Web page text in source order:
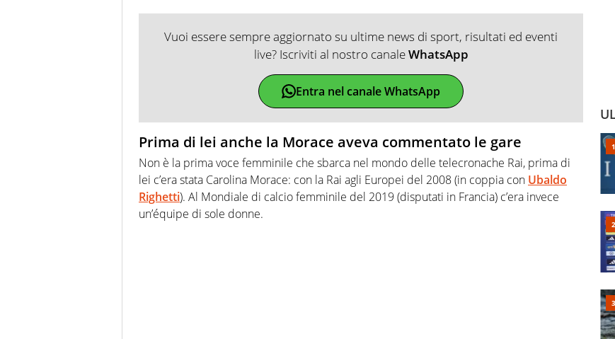
Vuoi essere sempre aggiornato su ultime news di sport, risultati ed eventi
live? Iscriviti al nostro canaleWhatsApp
Entra nel canale WhatsApp
Prima di lei anche la Morace aveva commentato le gare
Non è la prima voce femminile che sbarca nel mondo delle telecronache Rai, prima di
lei c’era stata Carolina Morace: con la Rai agli Europei del 2008 (in coppia con Ubaldo
Righetti). Al Mondiale di calcio femminile del 2019 (disputati in Francia) c’era invece
un’équipe di sole donne.